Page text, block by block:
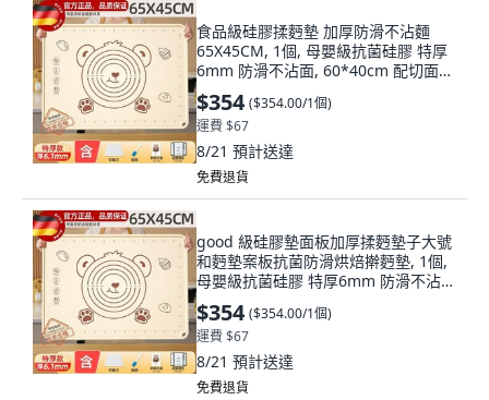
食品級硅膠揉麪墊 加厚防滑不沾麵
65X45CM, 1個, 母嬰級抗菌硅膠 特厚
6mm 防滑不沾面, 60*40cm 配切面刀
+油刷
$354 ($354.00/1個)
運費 $67
8/21 預計送達
免費退貨
good 級硅膠墊面板加厚揉麪墊子大號
和麪墊案板抗菌防滑烘焙擀麪墊, 1個,
母嬰級抗菌硅膠 特厚6mm 防滑不沾
面, 60*40cm 配切面刀+油刷
$354 ($354.00/1個)
運費 $67
8/21 預計送達
免費退貨